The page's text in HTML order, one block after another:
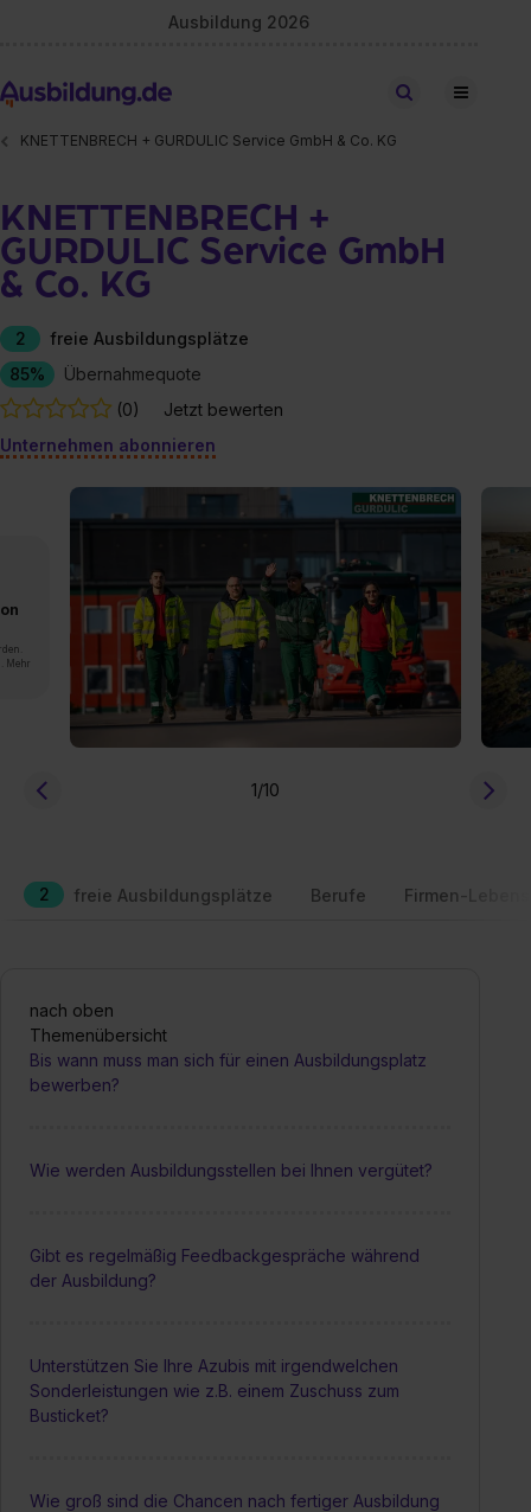
Ausbildung 2026
Stellen finden
KNETTENBRECH + GURDULIC Service GmbH & Co. KG
KNETTENBRECH +
GURDULIC Service GmbH
& Co. KG
2
freie Ausbildungsplätze
85%
Übernahmequote
(0)
Jetzt bewerten
Unternehmen abonnieren
Mehr
1/10
2 freie Ausbildungsplätze Berufe Firmen-
nach oben
Themenübersicht
Bis wann muss man sich für einen Ausbildungsplatz
bewerben?
Wie werden Ausbildungsstellen bei Ihnen vergütet?
Gibt es regelmäßig Feedbackgespräche während
der Ausbildung?
Unterstützen Sie Ihre Azubis mit irgendwelchen
Sonderleistungen wie z.B. einem Zuschuss zum
Busticket?
Wie groß sind die Chancen nach fertiger Ausbildung